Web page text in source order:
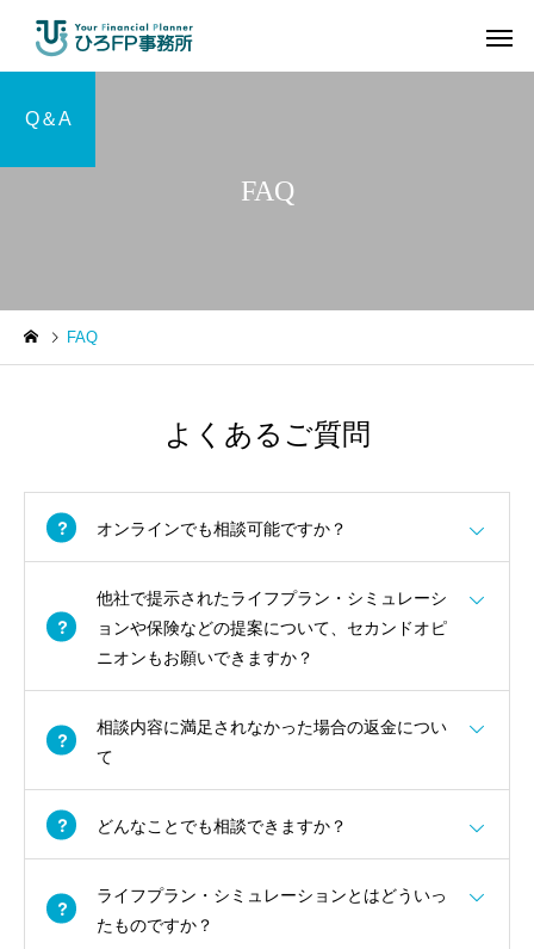
FAQ
Q＆A
FAQ
よくあるご質問
オンラインでも相談可能ですか？
他社で提示されたライフプラン・シミュレーシ
ョンや保険などの提案について、セカンドオピ
ニオンもお願いできますか？
相談内容に満足されなかった場合の返金につい
て
どんなことでも相談できますか？
ライフプラン・シミュレーションとはどういっ
たものですか？